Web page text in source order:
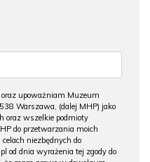
upoważniam Muzeum
Warszawa, (dalej MHP) jako
oraz wszelkie podmioty
do przetwarzania moich
niezbędnych do
od dnia wyrażenia tej zgody do